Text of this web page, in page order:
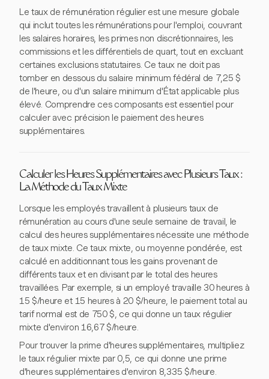
Le taux de rémunération régulier est une mesure globale
qui inclut toutes les rémunérations pour l'emploi, couvrant
les salaires horaires, les primes non discrétionnaires, les
commissions et les différentiels de quart, tout en excluant
certaines exclusions statutaires. Ce taux ne doit pas
tomber en dessous du salaire minimum fédéral de 7,25 $
de l'heure, ou d'un salaire minimum d'État applicable plus
élevé. Comprendre ces composants est essentiel pour
calculer avec précision le paiement des heures
supplémentaires.
Calculer les Heures Supplémentaires avec Plusieurs Taux :
La Méthode du Taux Mixte
Lorsque les employés travaillent à plusieurs taux de
rémunération au cours d'une seule semaine de travail, le
calcul des heures supplémentaires nécessite une méthode
de taux mixte. Ce taux mixte, ou moyenne pondérée, est
calculé en additionnant tous les gains provenant de
différents taux et en divisant par le total des heures
travaillées. Par exemple, si un employé travaille 30 heures à
15 $/heure et 15 heures à 20 $/heure, le paiement total au
tarif normal est de 750 $, ce qui donne un taux régulier
mixte d'environ 16,67 $/heure.
Pour trouver la prime d'heures supplémentaires, multipliez
le taux régulier mixte par 0,5, ce qui donne une prime
d'heures supplémentaires d'environ 8,335 $/heure.